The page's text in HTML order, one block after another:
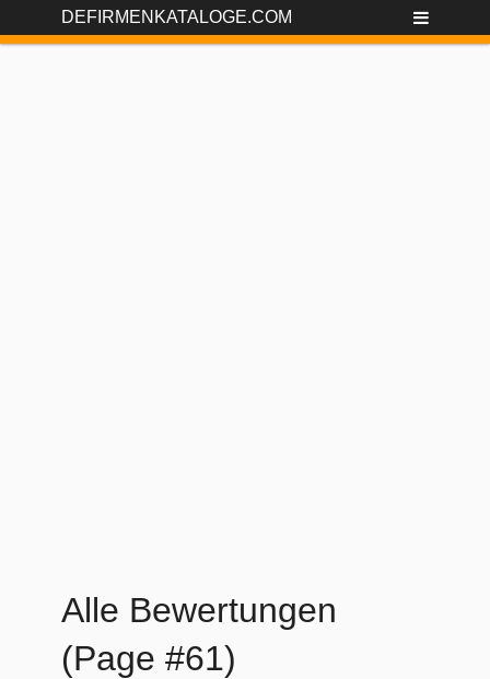
DEFIRMENKATALOGE.COM
Alle Bewertungen
(Page #61)